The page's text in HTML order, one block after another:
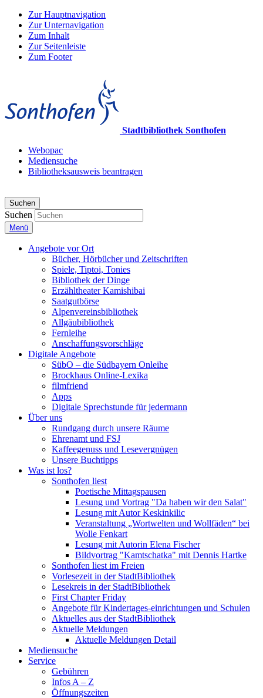
Zur Hauptnavigation
Zur Unternavigation
Zum Inhalt
Zur Seitenleiste
Zum Footer
Stadtbibliothek Sonthofen
Webopac
Mediensuche
Bibliotheksausweis beantragen
Suchen
Suchen
Menü
Angebote vor Ort
Bücher, Hörbücher und Zeitschriften
Spiele, Tiptoi, Tonies
Bibliothek der Dinge
Erzähltheater Kamishibai
Saatgutbörse
Alpenvereinsbibliothek
Allgäubibliothek
Fernleihe
Anschaffungsvorschläge
Digitale Angebote
SübO – die Südbayern Onleihe
Brockhaus Online-Lexika
filmfriend
Apps
Digitale Sprechstunde für jedermann
Über uns
Rundgang durch unsere Räume
Ehrenamt und FSJ
Kaffeegenuss und Lesevergnügen
Unsere Buchtipps
Was ist los?
Sonthofen liest
Poetische Mittagspausen
Lesung und Vortrag "Da haben wir den Salat"
Lesung mit Autor Keskinkilic
Veranstaltung „Wortwelten und Wollfäden“ bei
Wolle Fenkart
Lesung mit Autorin Elena Fischer
Bildvortrag "Kamtschatka" mit Dennis Hartke
Sonthofen liest im Freien
Vorlesezeit in der StadtBibliothek
Lesekreis in der StadtBibliothek
First Chapter Friday
Angebote für Kindertages-einrichtungen und Schulen
Aktuelles aus der StadtBibliothek
Aktuelle Meldungen
Aktuelle Meldungen Detail
Mediensuche
Service
Gebühren
Infos A – Z
Öffnungszeiten